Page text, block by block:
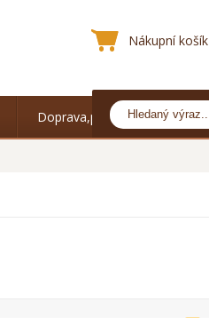
Nákupní košík
Doprava,platba